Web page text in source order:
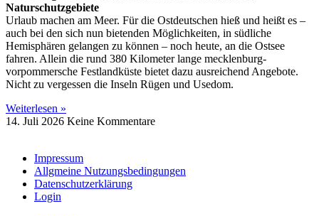
Naturschutzgebiete
Urlaub machen am Meer. Für die Ostdeutschen hieß und heißt es –
auch bei den sich nun bietenden Möglichkeiten, in südliche
Hemisphären gelangen zu können – noch heute, an die Ostsee
fahren. Allein die rund 380 Kilometer lange mecklenburg-
vorpommersche Festlandküste bietet dazu ausreichend Angebote.
Nicht zu vergessen die Inseln Rügen und Usedom.
Weiterlesen »
14. Juli 2026 Keine Kommentare
Impressum
Allgmeine Nutzungsbedingungen
Datenschutzerklärung
Login